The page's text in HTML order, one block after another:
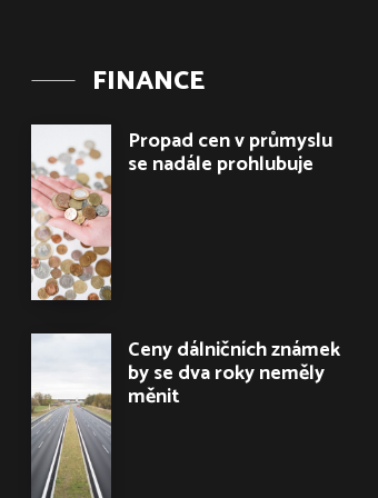
FINANCE
Propad cen v průmyslu
se nadále prohlubuje
Ceny dálničních známek
by se dva roky neměly
měnit